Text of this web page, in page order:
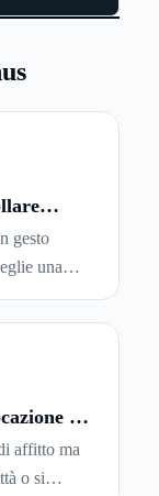
in
gesto
una
senza
minuti,
si sta
in
affitto ma
o si